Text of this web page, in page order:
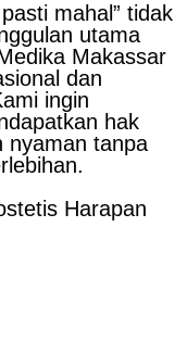
mahal” tidak
utama
Makassar
dan
ingin
hak
nyaman tanpa
Harapan